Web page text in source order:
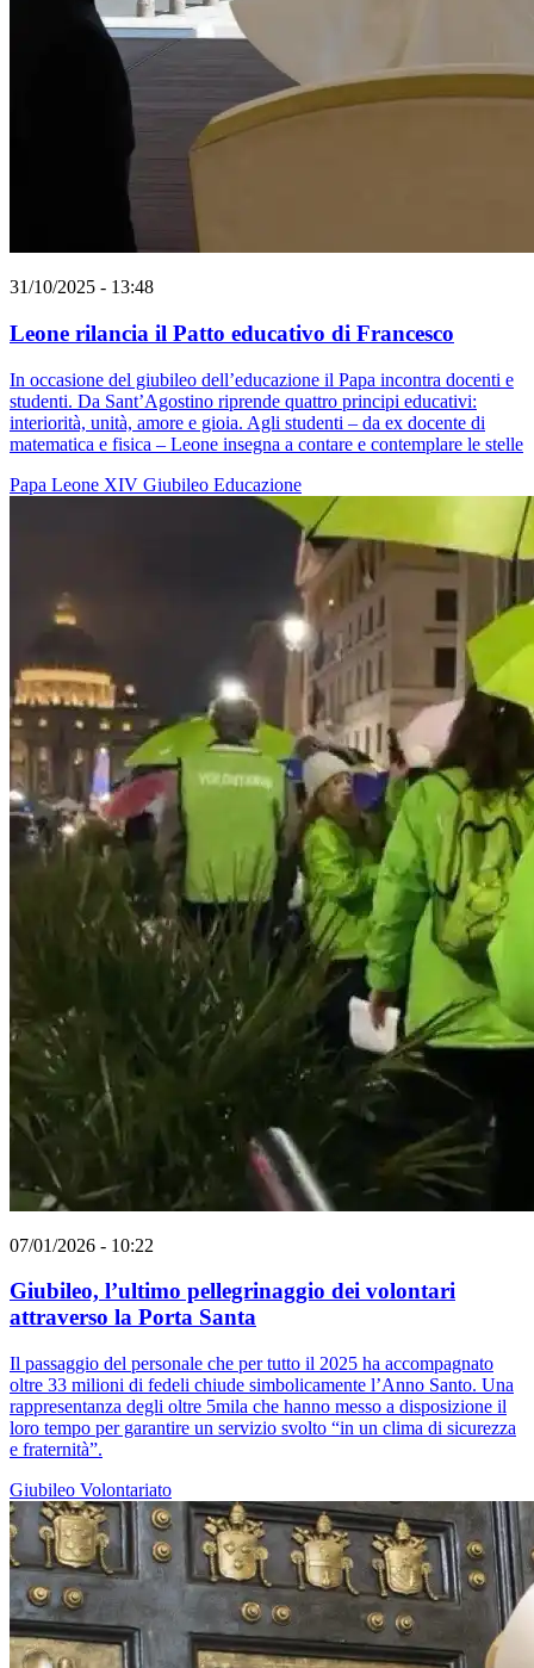
31/10/2025 - 13:48
Leone rilancia il Patto educativo di Francesco
In occasione del giubileo dell’educazione il Papa incontra docenti e
studenti. Da Sant’Agostino riprende quattro principi educativi:
interiorità, unità, amore e gioia. Agli studenti – da ex docente di
matematica e fisica – Leone insegna a contare e contemplare le stelle
Papa Leone XIV Giubileo Educazione
07/01/2026 - 10:22
Giubileo, l’ultimo pellegrinaggio dei volontari
attraverso la Porta Santa
Il passaggio del personale che per tutto il 2025 ha accompagnato
oltre 33 milioni di fedeli chiude simbolicamente l’Anno Santo. Una
rappresentanza degli oltre 5mila che hanno messo a disposizione il
loro tempo per garantire un servizio svolto “in un clima di sicurezza
e fraternità”.
Giubileo Volontariato